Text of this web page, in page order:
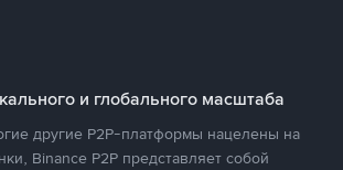
и глобального масштаба
другие P2P-платформы нацелены на
Binance P2P представляет собой